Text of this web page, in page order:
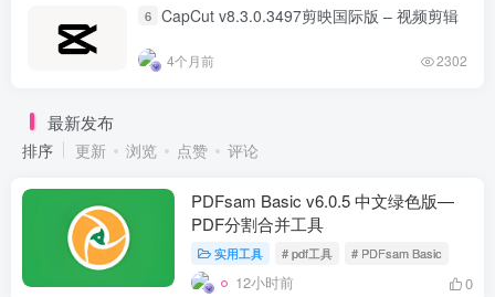
6 CapCut v8.3.0.3497剪映国际版 – 视频剪辑
4个月前 2302
最新发布
排序 更新 浏览 点赞 评论
PDFsam Basic v6.0.5 中文绿色版—
PDF分割合并工具
实用工具 # pdf工具 # PDFsam Basic
12小时前 0